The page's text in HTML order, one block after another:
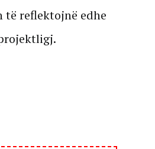
reflektojnë edhe